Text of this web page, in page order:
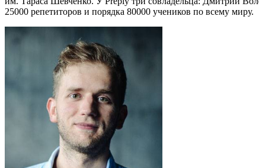
25000 репетиторов и порядка 80000 учеников по всему миру.